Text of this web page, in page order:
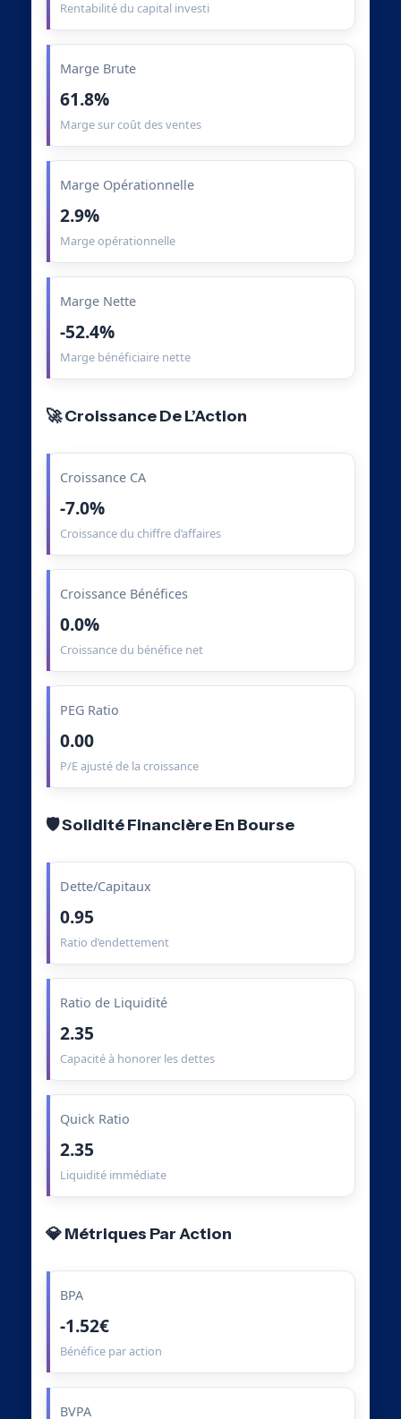
Rentabilité du capital investi
Marge Brute
61.8%
Marge sur coût des ventes
Marge Opérationnelle
2.9%
Marge opérationnelle
Marge Nette
-52.4%
Marge bénéficiaire nette
🚀 Croissance De L’Action
Croissance CA
-7.0%
Croissance du chiffre d’affaires
Croissance Bénéfices
0.0%
Croissance du bénéfice net
PEG Ratio
0.00
P/E ajusté de la croissance
🛡️ Solidité Financière En Bourse
Dette/Capitaux
0.95
Ratio d’endettement
Ratio de Liquidité
2.35
Capacité à honorer les dettes
Quick Ratio
2.35
Liquidité immédiate
💎 Métriques Par Action
BPA
-1.52€
Bénéfice par action
BVPA